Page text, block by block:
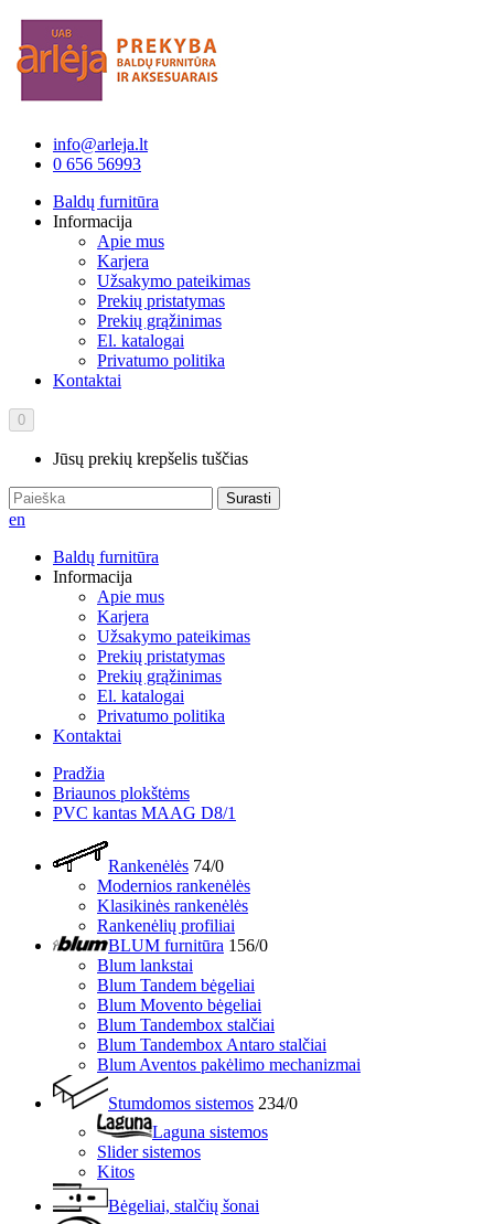
info@arleja.lt
0 656 56993
Baldų furnitūra
Informacija
Apie mus
Karjera
Užsakymo pateikimas
Prekių pristatymas
Prekių grąžinimas
El. katalogai
Privatumo politika
Kontaktai
0
Jūsų prekių krepšelis tuščias
Surasti
en
Baldų furnitūra
Informacija
Apie mus
Karjera
Užsakymo pateikimas
Prekių pristatymas
Prekių grąžinimas
El. katalogai
Privatumo politika
Kontaktai
Pradžia
Briaunos plokštėms
PVC kantas MAAG D8/1
Rankenėlės 74/0
Modernios rankenėlės
Klasikinės rankenėlės
Rankenėlių profiliai
BLUM furnitūra 156/0
Blum lankstai
Blum Tandem bėgeliai
Blum Movento bėgeliai
Blum Tandembox stalčiai
Blum Tandembox Antaro stalčiai
Blum Aventos pakėlimo mechanizmai
Stumdomos sistemos 234/0
Laguna sistemos
Slider sistemos
Kitos
Bėgeliai, stalčių šonai